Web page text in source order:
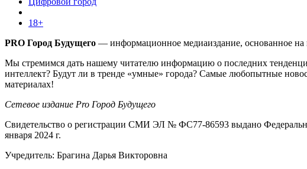
18+
PRO Город Будущего — информационное медиаиздание, основанное на
Мы стремимся дать нашему читателю информацию о последних
интеллект? Будут ли в тренде «умные» города? Самые любопытные
материалах!
Сетевое издание Pro Город Будущего
Свидетельство о регистрации СМИ ЭЛ № ФС77-86593 выдано
января 2024 г.
Учредитель: Брагина Дарья Викторовна